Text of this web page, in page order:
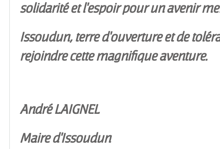
solidarité et l'espoir pour un avenir
Issoudun, terre d'ouverture et de
rejoindre cette magnifique aventure.
André LAIGNEL
Maire d'Issoudun